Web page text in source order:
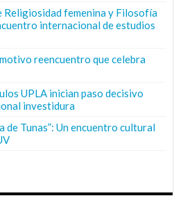
Religiosidad femenina y Filosofía
internacional de estudios
reencuentro que celebra
UPLA inician paso decisivo
investidura
de Tunas”: Un encuentro cultural